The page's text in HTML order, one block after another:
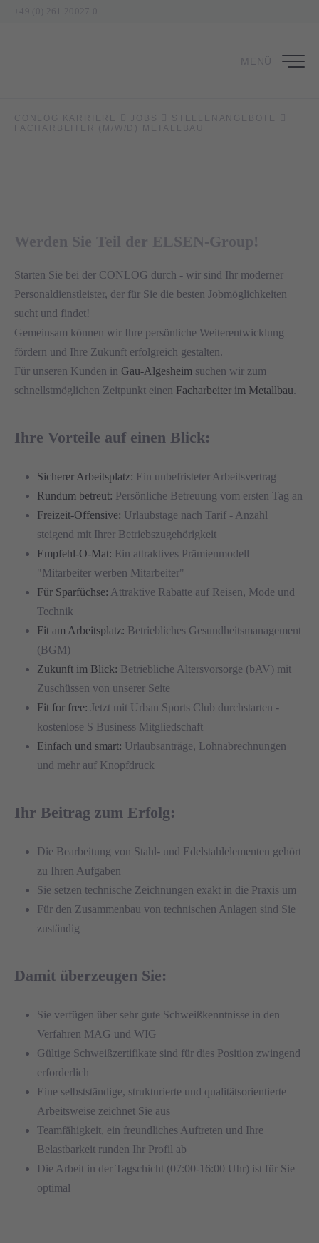
MENÜ
CONLOG KARRIERE JOBS
STELLENANGEBOTE
FACHARBEITER (M/W/D) METALLBAU
in Gau-Algesheim
Werden Sie Teil der ELSEN-Group!
Starten Sie bei der CONLOG durch - wir sind Ihr moderner
Personaldienstleister, der für Sie die besten Jobmöglichkeiten
sucht und findet!
Gemeinsam können wir Ihre persönliche Weiterentwicklung
fördern und Ihre Zukunft erfolgreich gestalten.
Für unseren Kunden in Gau-Algesheim suchen wir zum
schnellstmöglichen Zeitpunkt einen Facharbeiter im Metallbau.
Ihre Vorteile auf einen Blick:
Sicherer Arbeitsplatz: Ein unbefristeter Arbeitsvertrag
Rundum betreut: Persönliche Betreuung vom ersten Tag an
Freizeit-Offensive: Urlaubstage nach Tarif - Anzahl
steigend mit Ihrer Betriebszugehörigkeit
Empfehl-O-Mat: Ein attraktives Prämienmodell
"Mitarbeiter werben Mitarbeiter"
Für Sparfüchse: Attraktive Rabatte auf Reisen, Mode und
Technik
Fit am Arbeitsplatz: Betriebliches Gesundheitsmanagement
(BGM)
Zukunft im Blick: Betriebliche Altersvorsorge (bAV) mit
Zuschüssen von unserer Seite
Fit for free: Jetzt mit Urban Sports Club durchstarten -
kostenlose S Business Mitgliedschaft
Einfach und smart: Urlaubsanträge, Lohnabrechnungen
und mehr auf Knopfdruck
Ihr Beitrag zum Erfolg:
Die Bearbeitung von Stahl- und Edelstahlelementen gehört
zu Ihren Aufgaben
Sie setzen technische Zeichnungen exakt in die Praxis um
Für den Zusammenbau von technischen Anlagen sind Sie
zuständig
Damit überzeugen Sie:
Sie verfügen über sehr gute Schweißkenntnisse in den
Verfahren MAG und WIG
Gültige Schweißzertifikate sind für dies Position zwingend
erforderlich
Eine selbstständige, strukturierte und qualitätsorientierte
Arbeitsweise zeichnet Sie aus
Teamfähigkeit, ein freundliches Auftreten und Ihre
Belastbarkeit runden Ihr Profil ab
Die Arbeit in der Tagschicht (07:00-16:00 Uhr) ist für Sie
optimal